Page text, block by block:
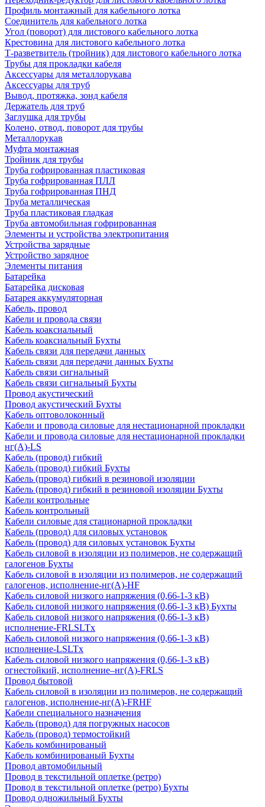
Профиль монтажный для кабельного лотка
Соединитель для кабельного лотка
Угол (поворот) для листового кабельного лотка
Крестовина для листового кабельного лотка
Т-разветвитель (тройник) для листового кабельного лотка
Трубы для прокладки кабеля
Аксессуары для металлорукава
Аксессуары для труб
Вывод, протяжка, зонд кабеля
Держатель для труб
Заглушка для трубы
Колено, отвод, поворот для трубы
Металлорукав
Муфта монтажная
Тройник для трубы
Труба гофрированная пластиковая
Труба гофрированная ПЛЛ
Труба гофрированная ПНД
Труба металлическая
Труба пластиковая гладкая
Труба автомобильная гофрированная
Элементы и устройства электропитания
Устройства зарядные
Устройство зарядное
Элементы питания
Батарейка
Батарейка дисковая
Батарея аккумуляторная
Кабель, провод
Кабели и провода связи
Кабель коаксиальный
Кабель коаксиальный Бухты
Кабель связи для передачи данных
Кабель связи для передачи данных Бухты
Кабель связи сигнальный
Кабель связи сигнальный Бухты
Провод акустический
Провод акустический Бухты
Кабель оптоволоконный
Кабели и провода силовые для нестационарной прокладки
Кабели и провода силовые для нестационарной прокладки
нг(А)-LS
Кабель (провод) гибкий
Кабель (провод) гибкий Бухты
Кабель (провод) гибкий в резиновой изоляции
Кабель (провод) гибкий в резиновой изоляции Бухты
Кабели контрольные
Кабель контрольный
Кабели силовые для стационарной прокладки
Кабель (провод) для силовых установок
Кабель (провод) для силовых установок Бухты
Кабель силовой в изоляции из полимеров, не содержащий
галогенов Бухты
Кабель силовой в изоляции из полимеров, не содержащий
галогенов, исполнение-нг(А)-HF
Кабель силовой низкого напряжения (0,66-1-3 кВ)
Кабель силовой низкого напряжения (0,66-1-3 кВ) Бухты
Кабель силовой низкого напряжения (0,66-1-3 кВ)
исполнение-FRLSLTx
Кабель силовой низкого напряжения (0,66-1-3 кВ)
исполнение-LSLTx
Кабель силовой низкого напряжения (0,66-1-3 кВ)
огнестойкий, исполнение–нг(А)-FRLS
Провод бытовой
Кабель силовой в изоляции из полимеров, не содержащий
галогенов, исполнение-нг(А)-FRHF
Кабели специального назначения
Кабель (провод) для погружных насосов
Кабель (провод) термостойкий
Кабель комбинированый
Кабель комбинированый Бухты
Провод автомобильный
Провод в текстильной оплетке (ретро)
Провод в текстильной оплетке (ретро) Бухты
Провод одножильный Бухты